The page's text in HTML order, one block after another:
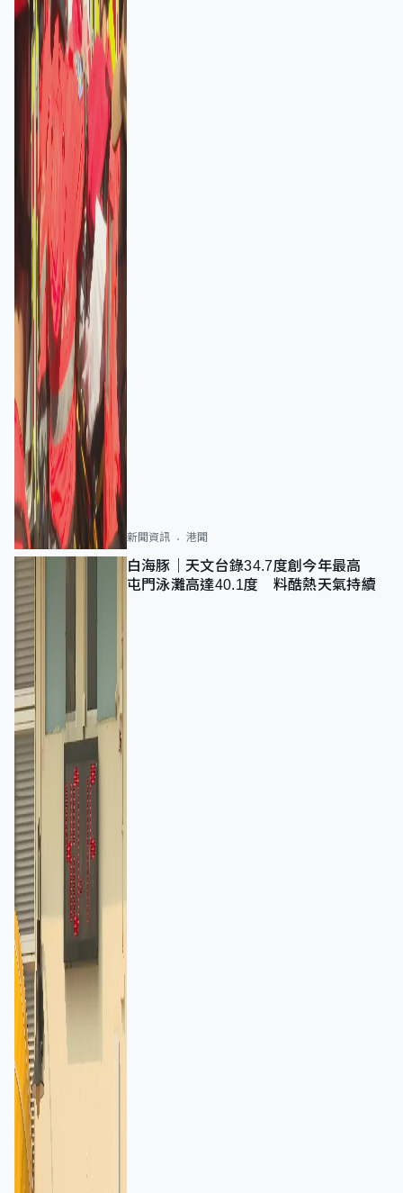
新聞資訊 港聞
白海豚｜天文台錄34.7度創今年最高
屯門泳灘高達40.1度 料酷熱天氣持續